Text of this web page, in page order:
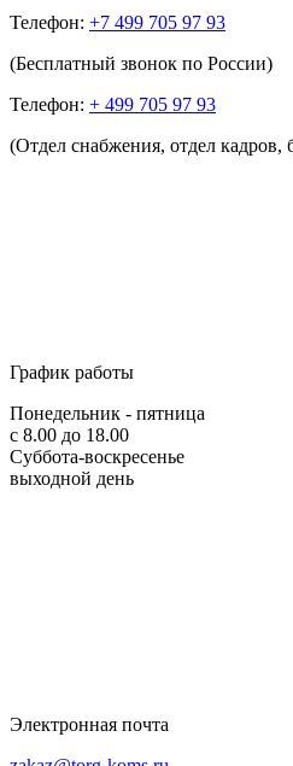
Телефон: +7 499 705 97 93
(Бесплатный звонок по России)
Телефон: + 499 705 97 93
(Отдел снабжения, отдел кадров,
График работы
Понедельник - пятница
с 8.00 до 18.00
Суббота-воскресенье
выходной день
Электронная почта